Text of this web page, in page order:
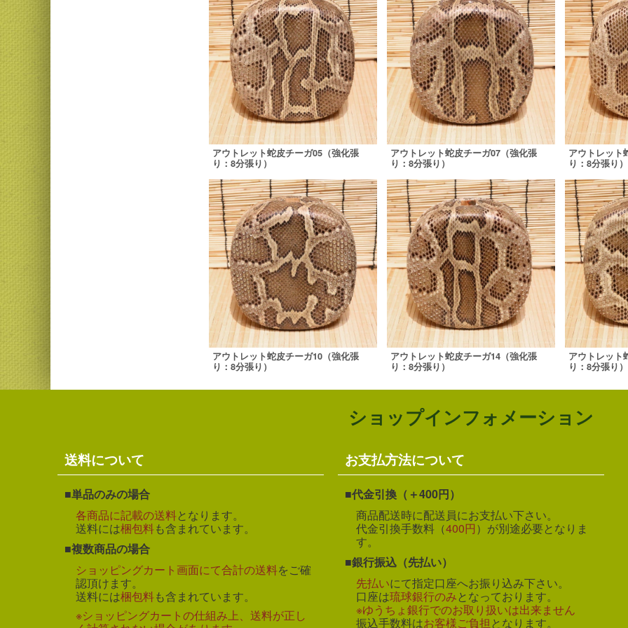
アウトレット蛇皮チーガ05（強化張
り：8分張り）
アウトレット蛇皮チーガ07（強化張
り：8分張り）
アウトレット
り：8分張り）
アウトレット蛇皮チーガ10（強化張
り：8分張り）
アウトレット蛇皮チーガ14（強化張
り：8分張り）
アウトレット
り：8分張り）
ショップインフォメーション
送料について
単品のみの場合
各商品に記載の送料となります。
送料には梱包料も含まれています。
複数商品の場合
ショッピングカート画面にて合計の送料をご確
認頂けます。
送料には梱包料も含まれています。
※ショッピングカートの仕組み上、送料が正し
お支払方法について
代金引換（＋400円）
商品配送時に配送員にお支払い下さい。
代金引換手数料（400円）が別途必要となりま
す。
銀行振込（先払い）
先払いにて指定口座へお振り込み下さい。
口座は琉球銀行のみとなっております。
※ゆうちょ銀行でのお取り扱いは出来ません
振込手数料はお客様ご負担 となります。